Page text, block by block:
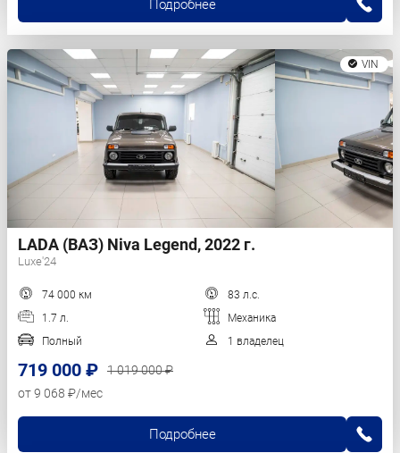
Подробнее
VIN
LADA (ВАЗ) Niva Legend, 2022 г.
Luxe'24
74 000 км
83 л.с.
1.7 л.
Механика
Полный
1 владелец
719 000 ₽
1 019 000 ₽
от 9 068 ₽/мес
Подробнее